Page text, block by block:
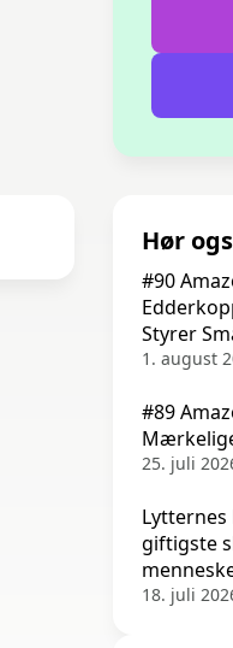
Hør
#90
Styrer
1. august
#89
25. juli
Lytternes
giftigste
18. juli